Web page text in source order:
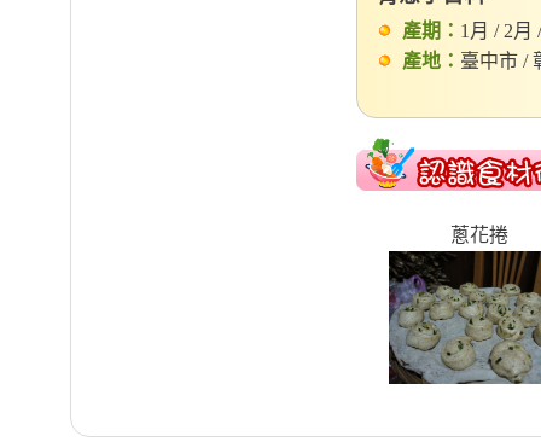
產期： 1月 / 2月
產地： 臺中市 /
蔥花捲